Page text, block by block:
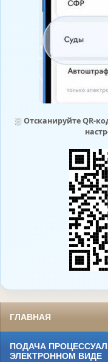
⛆ Отсканируйте QR-
ГЛАВНАЯ
ПОДАЧА
ЭЛЕКТРОННОМ ВИДЕ